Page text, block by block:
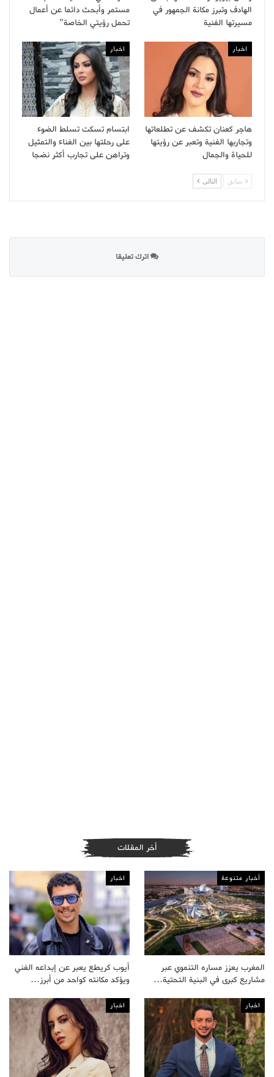
الهادف وتبرز مكانة الجمهور في
مسيرتها الفنية
مستمر وأبحث دائما عن أعمال
تحمل رؤيتي الخاصة”
اخبار
هاجر كعنان تكشف عن تطلعاتها
وتجاربها الفنية وتعبر عن رؤيتها
للحياة والجمال
اخبار
ابتسام تسكت تسلط الضوء
على رحلتها بين الغناء والتمثيل
وتراهن على تجارب أكثر نضجا
سابق التالى
اترك تعليقا
أخر المقلات
أخبار متنوعة
المغرب يعزز مساره التنموي عبر
مشاريع كبرى في البنية التحتية…
اخبار
أيوب كريطع يعبر عن إبداعه الفني
ويؤكد مكانته كواحد من أبرز…
اخبار اخبار